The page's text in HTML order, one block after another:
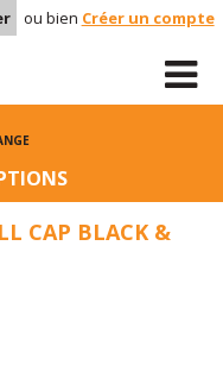
ou bien Créer un compte
CAP BLACK &